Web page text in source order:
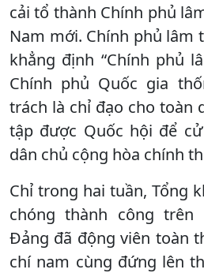
cải tổ thành Chính phủ
Nam mới. Chính phủ lâm
khẳng định “Chính phủ
Chính phủ Quốc gia
trách là chỉ đạo cho toàn
tập được Quốc hội để
dân chủ cộng hòa chính
Chỉ trong hai tuần, Tổng
chóng thành công
Đảng đã động viên toàn
chí nam cùng đứng lên